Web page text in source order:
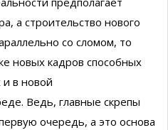
а строительство нового
со сломом, то
новых кадров способных
и в новой
Ведь, главные скрепы
очередь, а это основа